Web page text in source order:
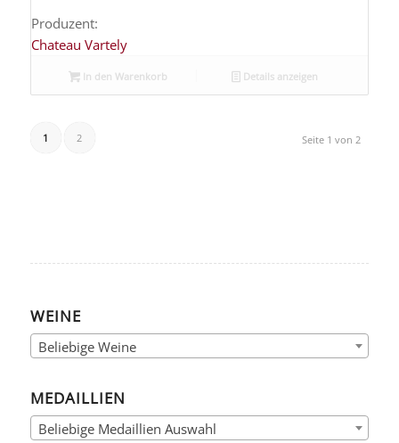
Produzent:
Chateau Vartely
In den Warenkorb Details anzeigen
Seite 1 von 2
1 2
WEINE
Beliebige Weine
MEDAILLIEN
Beliebige Medaillien Auswahl